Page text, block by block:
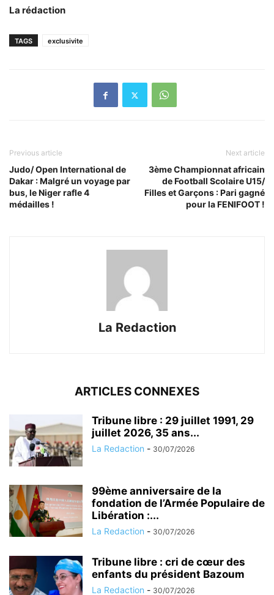
La rédaction
TAGS exclusivite
Previous article
Judo/ Open International de
Dakar : Malgré un voyage par
bus, le Niger rafle 4
médailles !
Next article
3ème Championnat africain
de Football Scolaire U15/
Filles et Garçons : Pari gagné
pour la FENIFOOT !
La Redaction
ARTICLES CONNEXES
Tribune libre : 29 juillet 1991, 29
juillet 2026, 35 ans...
La Redaction - 30/07/2026
99ème anniversaire de la
fondation de l’Armée Populaire de
Libération :...
La Redaction - 30/07/2026
Tribune libre : cri de cœur des
enfants du président Bazoum
La Redaction - 30/07/2026